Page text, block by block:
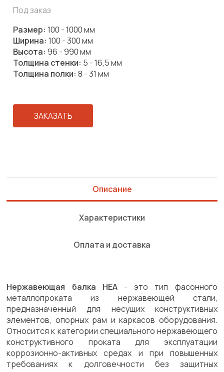
Под заказ
Размер: 100 - 1000 мм
Ширина: 100 - 300 мм
Высота: 96 - 990 мм
Толщина стенки: 5 - 16,5 мм
Толщина полки: 8 - 31 мм
ЗАКАЗАТЬ
Описание
Характеристики
Оплата и доставка
Нержавеющая балка HEA- это тип фасонного
металлопроката из нержавеющей стали,
предназначенный для несущих конструктивных
элементов, опорных рам и каркасов оборудования.
Относится к категории специального нержавеющего
конструктивного проката для эксплуатации
коррозионно-активных средах и при повышенных
требованиях к долговечности без защитных